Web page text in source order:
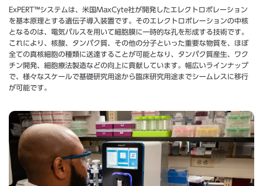
ExPERT™システムは、米国MaxCyte社が開発したエレクトロポレーション
を基本原理とする遺伝子導入装置です。そのエレクトロポレーションの中核
となるのは、電気パルスを用いて細胞膜に一時的な孔を形成する技術です。
これにより、核酸、タンパク質、その他の分子といった重要な物質を、ほぼ
全ての真核細胞の種類に送達することが可能となり、タンパク質産生、ワク
チン開発、細胞療法製造などの向上に貢献しています。幅広いラインナップ
で、様々なスケールで基礎研究用途から臨床研究用途までシームレスに移行
が可能です。